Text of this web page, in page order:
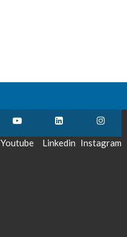
Youtube Linkedin Instagram